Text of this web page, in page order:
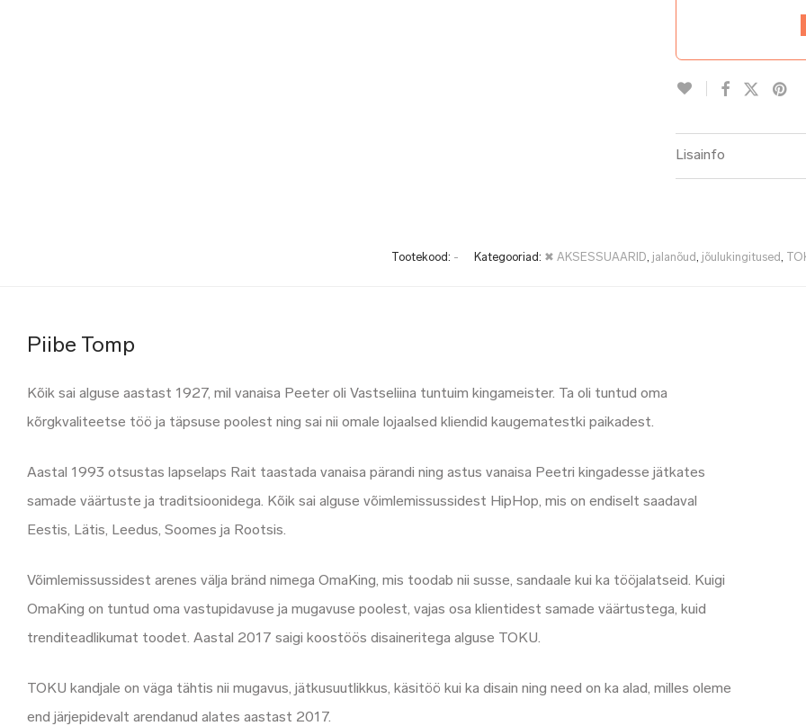
Lisainfo
Tootekood: - Kategooriad: ✖ AKSESSUAARID, jalanõud, jõulukingitused,
Piibe Tomp
Kõik sai alguse aastast 1927, mil vanaisa Peeter oli Vastseliina tuntuim kingameister. Ta oli tuntud oma
kõrgkvaliteetse töö ja täpsuse poolest ning sai nii omale lojaalsed kliendid kaugematestki paikadest.
Aastal 1993 otsustas lapselaps Rait taastada vanaisa pärandi ning astus vanaisa Peetri kingadesse jätkates
samade väärtuste ja traditsioonidega. Kõik sai alguse võimlemissussidest HipHop, mis on endiselt saadaval
Eestis, Lätis, Leedus, Soomes ja Rootsis.
Võimlemissussidest arenes välja bränd nimega OmaKing, mis toodab nii susse, sandaale kui ka tööjalatseid. Kuigi
OmaKing on tuntud oma vastupidavuse ja mugavuse poolest, vajas osa klientidest samade väärtustega, kuid
trenditeadlikumat toodet. Aastal 2017 saigi koostöös disaineritega alguse TOKU.
TOKU kandjale on väga tähtis nii mugavus, jätkusuutlikkus, käsitöö kui ka disain ning need on ka alad, milles oleme
end järjepidevalt arendanud alates aastast 2017.